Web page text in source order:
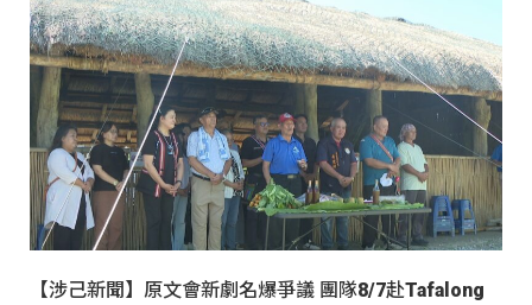
【涉己新聞】原文會新劇名爆爭議 團隊8/7赴Tafalong